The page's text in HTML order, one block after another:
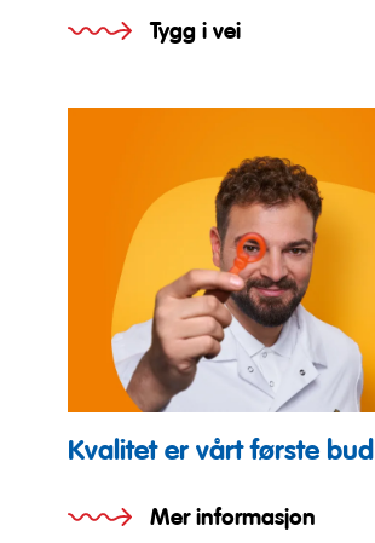
Tygg i vei
Kvalitet er vårt første bud
Mer informasjon